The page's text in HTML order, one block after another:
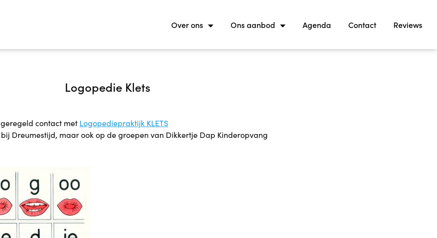
Over ons Ons aanbod Agenda Contact Reviews
Logopedie Klets
contact met Logopediepraktijk KLETS
Dreumestijd, maar ook op de groepen van Dikkertje Dap Kinderopvang